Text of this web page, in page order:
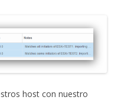
host con nuestro